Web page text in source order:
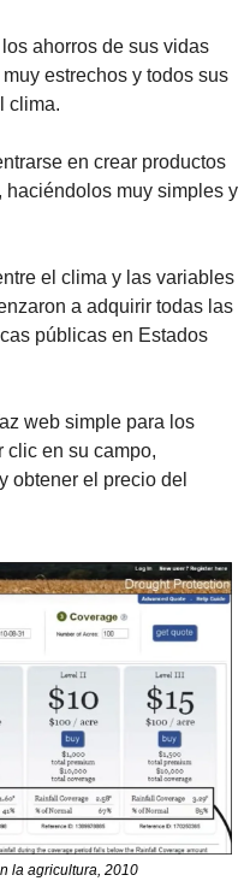
ahorros de sus vidas
estrechos y todos sus
clima.
en crear productos
muy simples y
el clima y las variables
a adquirir todas las
públicas en Estados
web simple para los
clic en su campo,
obtener el precio del
la agricultura, 2010